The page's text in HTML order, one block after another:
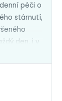
péči o
stárnutí,
den, i v
prochází
vše
které